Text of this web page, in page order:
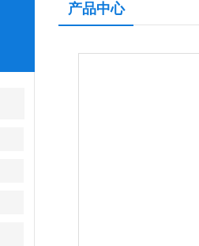
产品中心